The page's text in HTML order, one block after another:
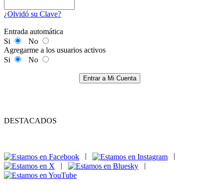
¿Olvidó su Clave?
Entrada automática
Si
No
Agregarme a los usuarios activos
Si
No
Entrar a Mi Cuenta
DESTACADOS
|
|